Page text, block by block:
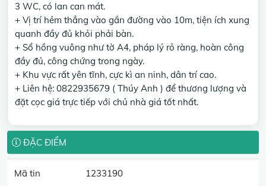
3 WC, có lan can mát.
+ Vị trí hẻm thẳng vào gần đường vào 10m, tiện ích xung
quanh đầy đủ khỏi phải bàn.
+ Sổ hồng vuông như tờ A4, pháp lý rỏ ràng, hoàn công
đầy đủ, công chứng trong ngày.
+ Khu vực rất yên tĩnh, cực kì an ninh, dân trí cao.
+ Liên hệ: 0822935679 ( Thúy Anh ) để thương lượng và
đặt cọc giá trực tiếp với chủ nhà giá tốt nhất.
ĐẶC ĐIỂM
Mã tin 1233190